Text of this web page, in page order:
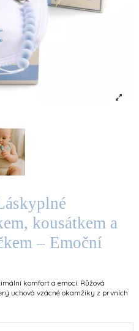
kousátkem a
– Emoční
komfort a emoci. Růžová
uchová vzácné okamžiky z prvních